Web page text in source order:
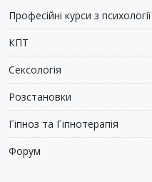
Професійні курси з психології
КПТ
Сексологія
Розстановки
Гіпноз та Гіпнотерапія
Форум